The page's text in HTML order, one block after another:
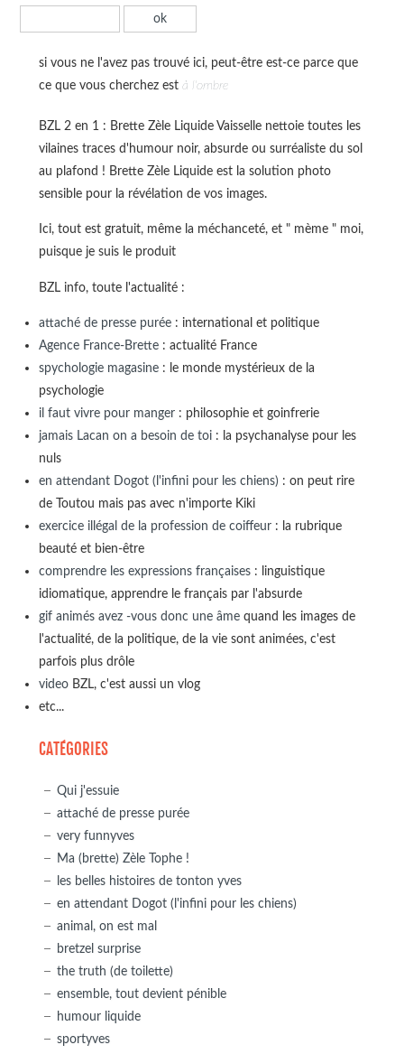
si vous ne l'avez pas trouvé ici, peut-être est-ce parce que
ce que vous cherchez est à l'ombre
BZL 2 en 1 : Brette Zèle Liquide Vaisselle nettoie toutes les
vilaines traces d'humour noir, absurde ou surréaliste du sol
au plafond ! Brette Zèle Liquide est la solution photo
sensible pour la révélation de vos images.
Ici, tout est gratuit, même la méchanceté, et " mème " moi,
puisque je suis le produit
BZL info, toute l'actualité :
attaché de presse purée: international et politique
Agence France-Brette: actualité France
spychologie magasine: le monde mystérieux de la
psychologie
il faut vivre pour manger: philosophie et goinfrerie
jamais Lacan on a besoin de toi: la psychanalyse pour les
nuls
en attendant Dogot (l'infini pour les chiens): on peut rire
de Toutou mais pas avec n'importe Kiki
exercice illégal de la profession de coiffeur: la rubrique
beauté et bien-être
comprendre les expressions françaises: linguistique
idiomatique, apprendre le français par l'absurde
gif animés avez -vous donc une âmequand les images de
l'actualité, de la politique, de la vie sont animées, c'est
parfois plus drôle
videoBZL, c'est aussi un vlog
etc...
CATÉGORIES
Qui j'essuie
attaché de presse purée
very funnyves
Ma (brette) Zèle Tophe !
les belles histoires de tonton yves
en attendant Dogot (l'infini pour les chiens)
animal, on est mal
bretzel surprise
the truth (de toilette)
ensemble, tout devient pénible
humour liquide
sportyves